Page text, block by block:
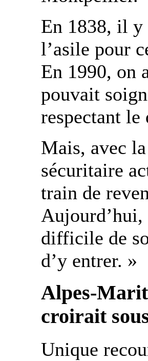
En 1838, il
l’asile pour
En 1990, on
pouvait
respectant le
Mais, avec
sécuritaire
train de
difficile de
d’y entrer. »
Alpes-
croirait
Unique